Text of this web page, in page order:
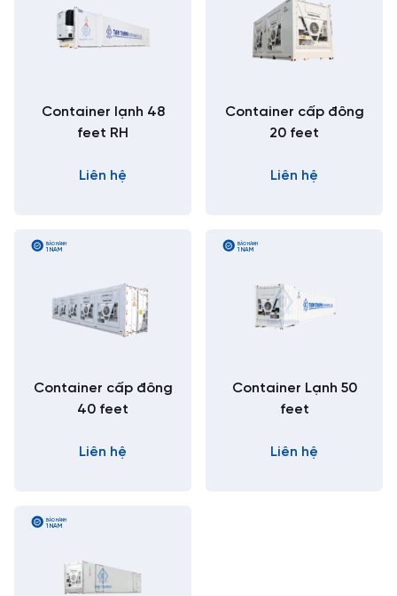
Container lạnh 48
feet RH
Liên hệ
Container cấp đông
20 feet
Liên hệ
BẢO HÀNH
1 NĂM
Container cấp đông
40 feet
Liên hệ
BẢO HÀNH
1 NĂM
Container Lạnh 50
feet
Liên hệ
BẢO HÀNH
1 NĂM